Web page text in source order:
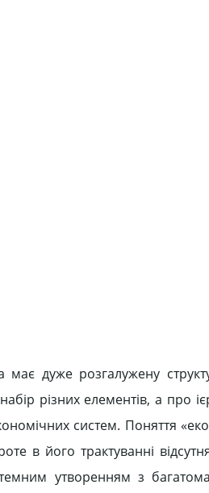
має дуже розгалужену
різних елементів, а про
систем. Поняття
в його трактуванні
утворенням з